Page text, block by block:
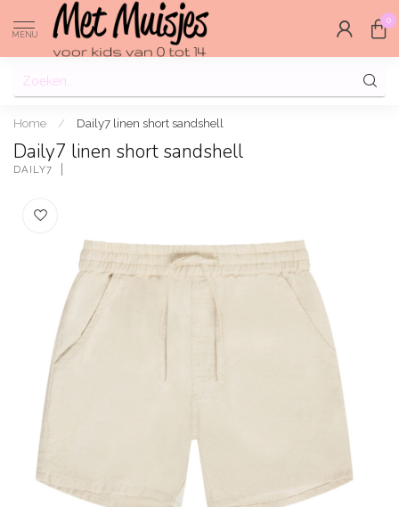
MENU
0
Home / Daily7 linen short sandshell
Daily7 linen short sandshell
DAILY7